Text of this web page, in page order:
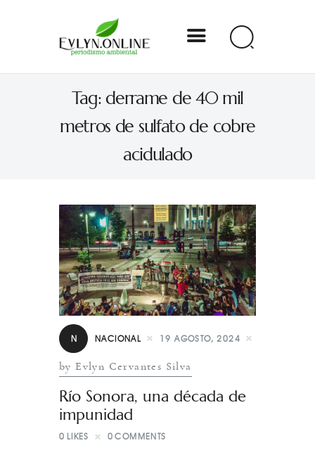
Tag: derrame de 40 mil
metros de sulfato de cobre
acidulado
Evlyn Online
Periodismo para autogobernarse
Internacional
Estados
Especial
Opinión
Contacto
N NACIONAL 19 AGOSTO, 2024
by Evlyn Cervantes Silva
Río Sonora, una década de
impunidad
0 LIKES 0 COMMENTS